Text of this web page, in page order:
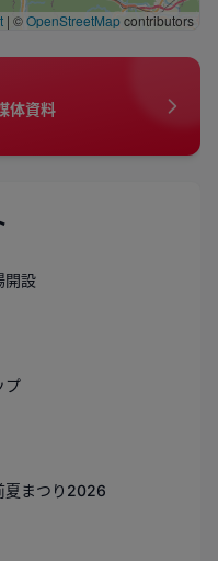
| ©OpenStreetMapcontributors
体資料
開設
プ
夏まつり2026